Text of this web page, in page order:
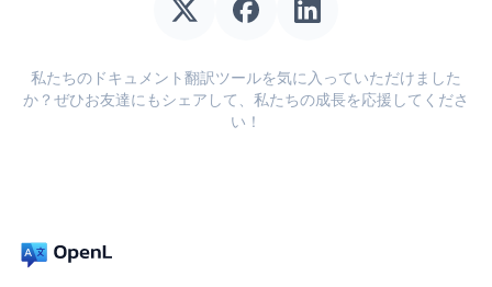
私たちのドキュメント翻訳ツールを気に入っていただけました
か？ぜひお友達にもシェアして、私たちの成長を応援してくださ
い！